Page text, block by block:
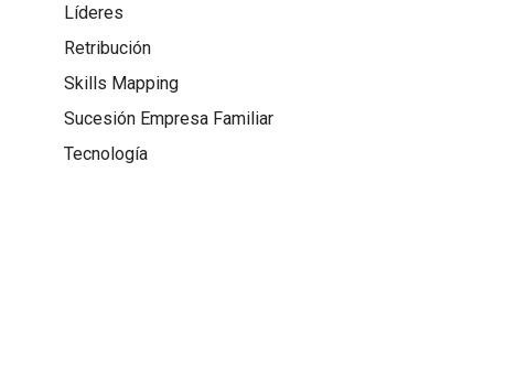
Líderes
Retribución
Skills Mapping
Sucesión Empresa Familiar
Tecnología